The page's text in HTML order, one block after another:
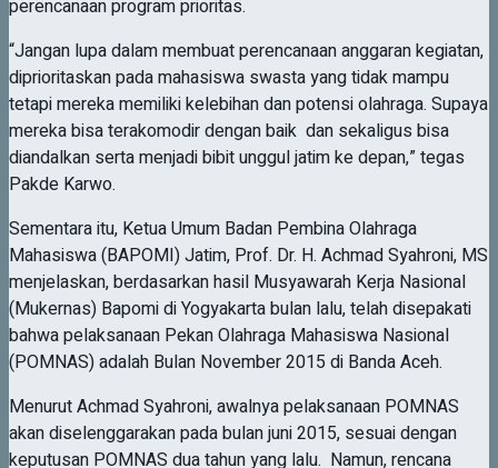
perencanaan program prioritas.
“Jangan lupa dalam membuat perencanaan anggaran kegiatan,
diprioritaskan pada mahasiswa swasta yang tidak mampu
tetapi mereka memiliki kelebihan dan potensi olahraga. Supaya
mereka bisa terakomodir dengan baik dan sekaligus bisa
diandalkan serta menjadi bibit unggul jatim ke depan,” tegas
Pakde Karwo.
Sementara itu, Ketua Umum Badan Pembina Olahraga
Mahasiswa (BAPOMI) Jatim, Prof. Dr. H. Achmad Syahroni, MS
menjelaskan, berdasarkan hasil Musyawarah Kerja Nasional
(Mukernas) Bapomi di Yogyakarta bulan lalu, telah disepakati
bahwa pelaksanaan Pekan Olahraga Mahasiswa Nasional
(POMNAS) adalah Bulan November 2015 di Banda Aceh.
Menurut Achmad Syahroni, awalnya pelaksanaan POMNAS
akan diselenggarakan pada bulan juni 2015, sesuai dengan
keputusan POMNAS dua tahun yang lalu. Namun, rencana